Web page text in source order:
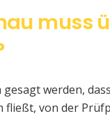
muss
werden,
fließt, von der